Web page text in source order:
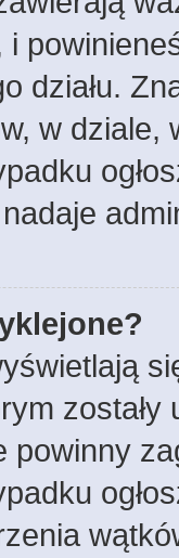
działu.
w dziale,
powinny